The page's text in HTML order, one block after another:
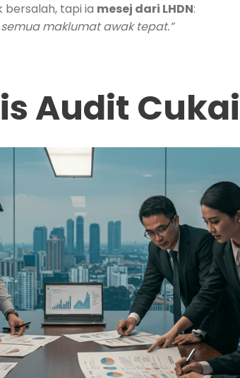
bersalah, tapi ia mesej dari LHDN:
maklumat awak tepat.”
Audit Cukai